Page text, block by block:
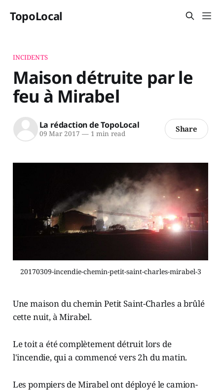
TopoLocal
INCIDENTS
Maison détruite par le
feu à Mirabel
La rédaction de TopoLocal
09 Mar 2017 —1 min read Share
20170309-incendie-chemin-petit-saint-charles-mirabel-3
Une maison du chemin Petit Saint-Charles a brûlé
cette nuit, à Mirabel.
Le toit a été complètement détruit lors de
l'incendie, qui a commencé vers 2h du matin.
Les pompiers de Mirabel ont déployé le camion-